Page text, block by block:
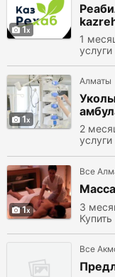
1
1
услуги
1
Алматы
2
услуги
1
Все
3
Купить
Все